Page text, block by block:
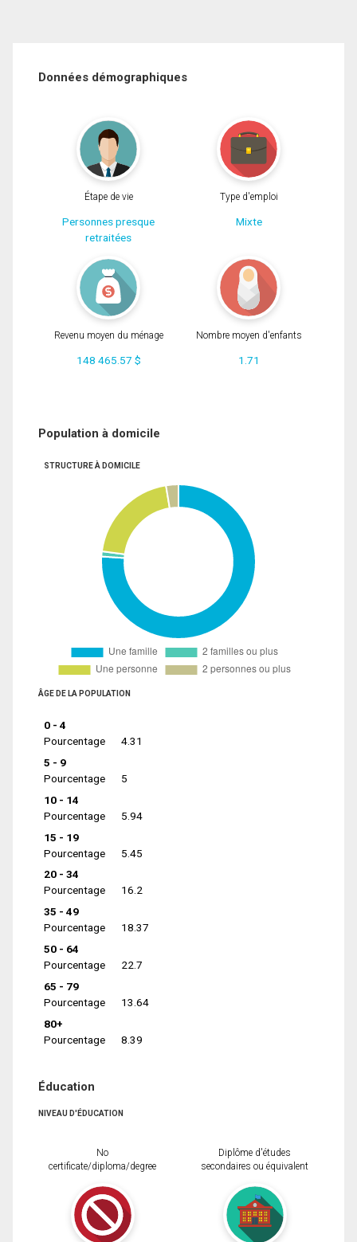
Données démographiques
Étape de vie
Personnes presque
retraitées
Type d'emploi
Mixte
Revenu moyen du ménage
148 465.57 $
Nombre moyen d'enfants
1.71
Population à domicile
STRUCTURE À DOMICILE
ÂGE DE LA POPULATION
0 - 4
Pourcentage
4.31
5 - 9
Pourcentage
5
10 - 14
Pourcentage
5.94
15 - 19
Pourcentage
5.45
20 - 34
Pourcentage
16.2
35 - 49
Pourcentage
18.37
50 - 64
Pourcentage
22.7
65 - 79
Pourcentage
13.64
80+
Pourcentage
8.39
Éducation
NIVEAU D'ÉDUCATION
No
certificate/diploma/degree
Diplôme d'études
secondaires ou équivalent